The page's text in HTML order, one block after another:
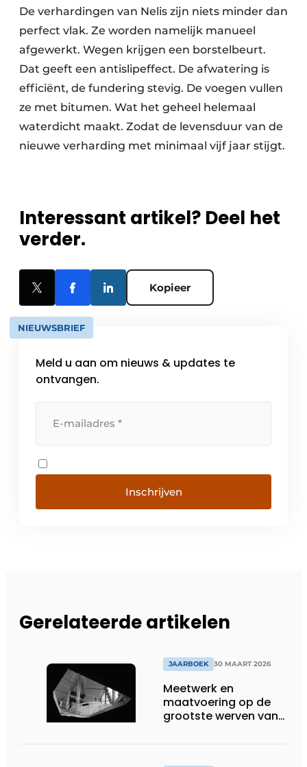
De verhardingen van Nelis zijn niets minder dan
perfect vlak. Ze worden namelijk manueel
afgewerkt. Wegen krijgen een borstelbeurt.
Dat geeft een antislipeffect. De afwatering is
efficiënt, de fundering stevig. De voegen vullen
ze met bitumen. Wat het geheel helemaal
waterdicht maakt. Zodat de levensduur van de
nieuwe verharding met minimaal vijf jaar stijgt.
Interessant artikel? Deel het
verder.
Kopieer
NIEUWSBRIEF
Meld u aan om nieuws & updates te
ontvangen.
Inschrijven
Gerelateerde artikelen
JAARBOEK 30 MAART 2026
Meetwerk en
maatvoering op de
grootste werven van